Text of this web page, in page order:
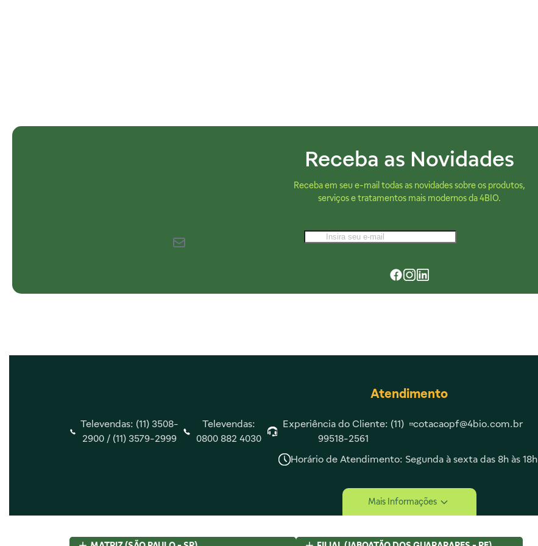
Receba as Novidades
Receba em seu e-mail todas as novidades sobre os produtos,
serviços e tratamentos mais modernos da 4BIO.
Atendimento
Televendas: (11) 3508-
2900 / (11) 3579-2999
Televendas:
0800 882 4030
Experiência do Cliente: (11)
99518-2561
cotacaopf@4bio.com.br
Horário de Atendimento: Segunda à sexta das 8h às 18h
Central de Atendimento
Quem Somos
Compra Segura
Mais Informações